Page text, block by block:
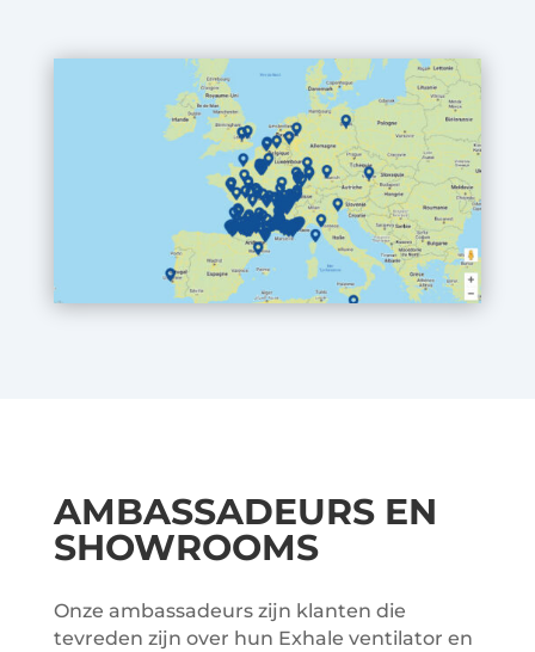
AMBASSADEURS EN
SHOWROOMS
Onze ambassadeurs zijn klanten die
tevreden zijn over hun Exhale ventilator en